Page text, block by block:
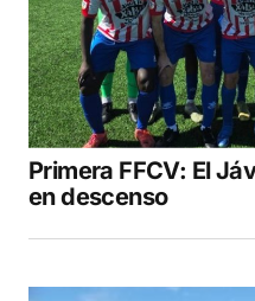
Primera FFCV: El
en descenso